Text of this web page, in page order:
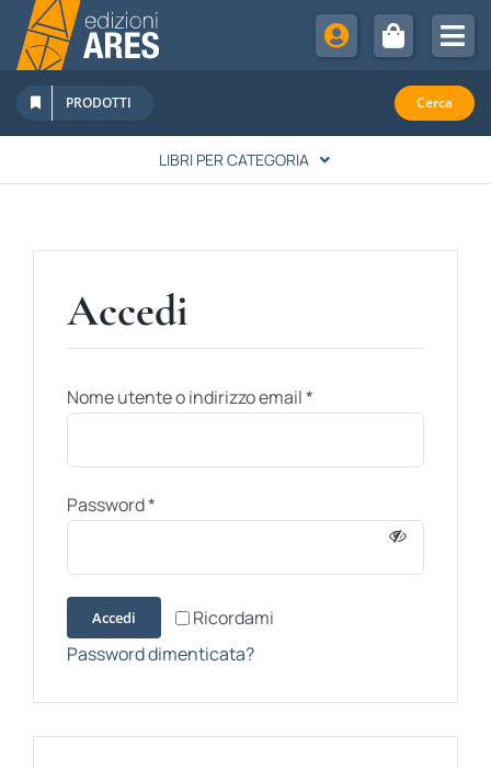
Salta
contenuto
Chi Siamo
Sostienici
Abbonamenti
Rivista Studi Cattolici
PRODOTTI Cerca
LIBRI PER CATEGORIA
ATTUALITÀ
Accedi
Nome utente o indirizzo email*
Password*
Ricordami
Accedi
Password dimenticata?